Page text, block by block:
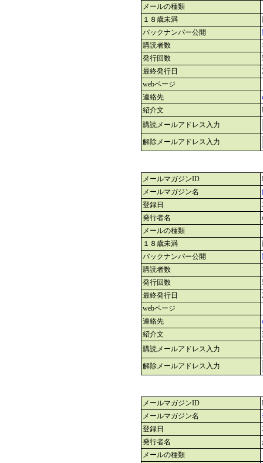
メールの種類
１８歳未満
バックナンバー公開
購読者数
発行回数
最終発行日
webページ
連絡先
紹介文
購読メールアドレス入力
解除メールアドレス入力
メールマガジンID
メールマガジン名
登録日
発行者名
メールの種類
１８歳未満
バックナンバー公開
購読者数
発行回数
最終発行日
webページ
連絡先
紹介文
購読メールアドレス入力
解除メールアドレス入力
メールマガジンID
メールマガジン名
登録日
発行者名
メールの種類